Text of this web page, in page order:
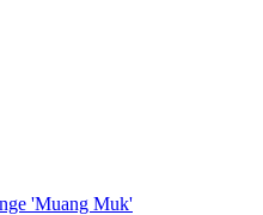
'Muang Muk'